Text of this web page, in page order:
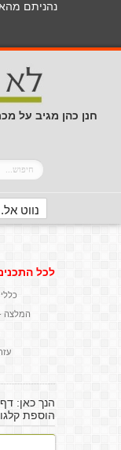
נהניתם
חנן כהן מגיב על
לכל
כללי
המלצה
הנך כאן:
הוספת